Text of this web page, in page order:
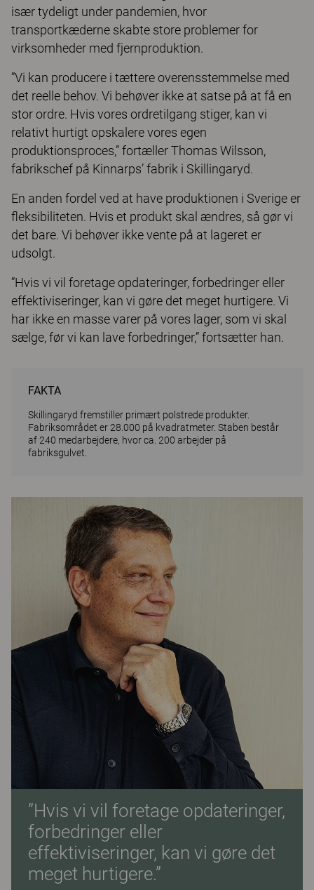
især tydeligt under pandemien, hvor
transportkæderne skabte store problemer for
virksomheder med fjernproduktion.
”Vi kan producere i tættere overensstemmelse med
det reelle behov. Vi behøver ikke at satse på at få en
stor ordre. Hvis vores ordretilgang stiger, kan vi
relativt hurtigt opskalere vores egen
produktionsproces,” fortæller Thomas Wilsson,
fabrikschef på Kinnarps’ fabrik i Skillingaryd.
En anden fordel ved at have produktionen i Sverige er
ﬂeksibiliteten. Hvis et produkt skal ændres, så gør vi
det bare. Vi behøver ikke vente på at lageret er
udsolgt.
”Hvis vi vil foretage opdateringer, forbedringer eller
effektiviseringer, kan vi gøre det meget hurtigere. Vi
har ikke en masse varer på vores lager, som vi skal
sælge, før vi kan lave forbedringer,” fortsætter han.
FAKTA
Skillingaryd fremstiller primært polstrede produkter.
Fabriksområdet er 28.000 på kvadratmeter. Staben består
af 240 medarbejdere, hvor ca. 200 arbejder på
fabriksgulvet.
”Hvis vi vil foretage opdateringer,
forbedringer eller
effektiviseringer, kan vi gøre det
meget hurtigere.”